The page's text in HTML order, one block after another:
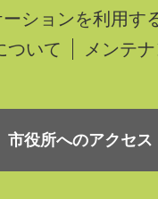
ションを利用す
ついて
メンテ
市役所へのアクセス